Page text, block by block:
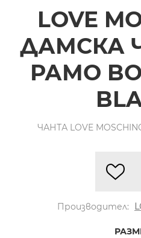
LOVE
ДАМСКА
РАМО
ЧАНТА LOVE
Производител: